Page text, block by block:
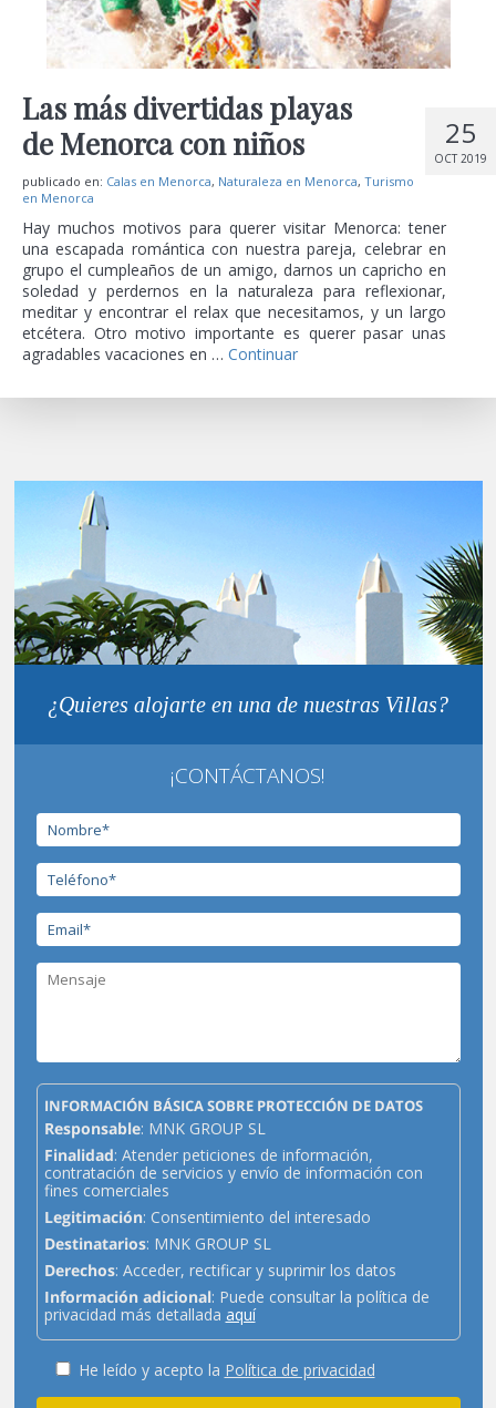
25
OCT 2019
Las más divertidas playas
de Menorca con niños
publicado en: Calas en Menorca, Naturaleza en Menorca, Turismo
en Menorca
Hay muchos motivos para querer visitar Menorca: tener
una escapada romántica con nuestra pareja, celebrar en
grupo el cumpleaños de un amigo, darnos un capricho en
soledad y perdernos en la naturaleza para reflexionar,
meditar y encontrar el relax que necesitamos, y un largo
etcétera. Otro motivo importante es querer pasar unas
agradables vacaciones en … Continuar
¿Quieres alojarte en una de nuestras Villas?
¡CONTÁCTANOS!
INFORMACIÓN BÁSICA SOBRE PROTECCIÓN DE DATOS
Responsable: MNK GROUP SL
Finalidad: Atender peticiones de información,
contratación de servicios y envío de información con
fines comerciales
Legitimación: Consentimiento del interesado
Destinatarios: MNK GROUP SL
Derechos: Acceder, rectificar y suprimir los datos
Información adicional: Puede consultar la política de
privacidad más detallada aquí
He leído y acepto la Política de privacidad